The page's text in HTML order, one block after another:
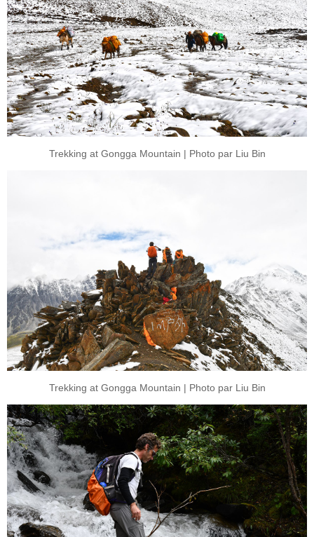
Trekking at Gongga Mountain | Photo par Liu Bin
Trekking at Gongga Mountain | Photo par Liu Bin